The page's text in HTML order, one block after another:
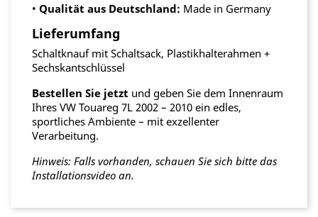
• Qualität aus Deutschland: Made in Germany
Lieferumfang
Schaltknauf mit Schaltsack, Plastikhalterahmen +
Sechskantschlüssel
Bestellen Sie jetzt und geben Sie dem Innenraum
Ihres VW Touareg 7L 2002 – 2010 ein edles,
sportliches Ambiente – mit exzellenter
Verarbeitung.
Hinweis: Falls vorhanden, schauen Sie sich bitte das
Installationsvideo an.